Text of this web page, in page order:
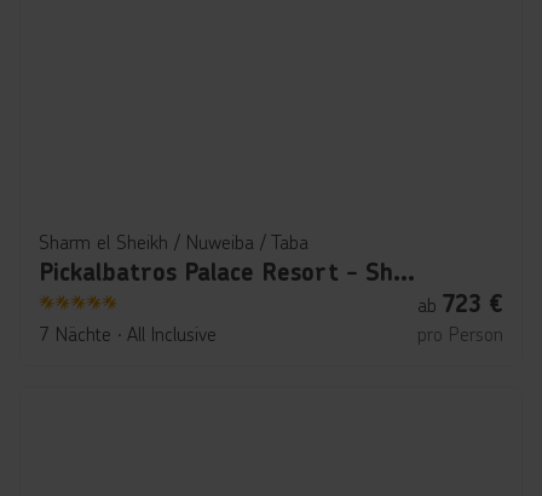
Sharm el Sheikh / Nuweiba / Taba
Pickalbatros Palace Resort - Sharm El Sheikh
5
7 Nächte ∙ All Inclusive
ab 723 €
pro Person